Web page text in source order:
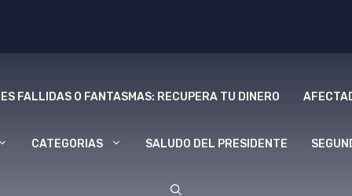
FALLIDAS O FANTASMAS: RECUPERA TU DINERO
CATEGORIAS SALUDO DEL PRESIDENTE